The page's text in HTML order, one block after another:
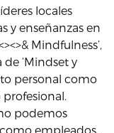
locales
y enseñanzas en
Mindfulness’,
‘Mindset y
personal como
podemos
empleados,